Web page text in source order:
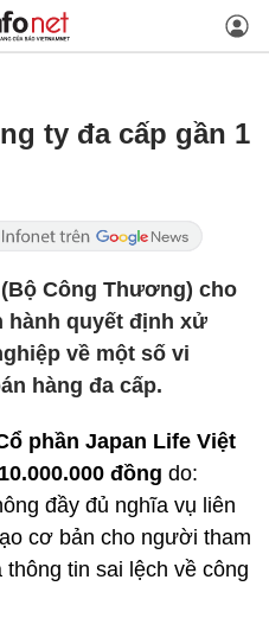
ty đa cấp gần 1
Công Thương) cho
hành quyết định xử
về một số vi
hàng đa cấp.
phần Japan Life Việt
đồng do:
đầy đủ nghĩa vụ liên
cơ bản cho người tham
tin sai lệch về công